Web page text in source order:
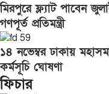
মিরপুরে ফ্ল্যাট পাবেন
গণপূর্ত প্রতিমন্ত্রী
১৪ নভেম্বর ঢাকায়
কর্মসূচি ঘোষণা
ফিচার